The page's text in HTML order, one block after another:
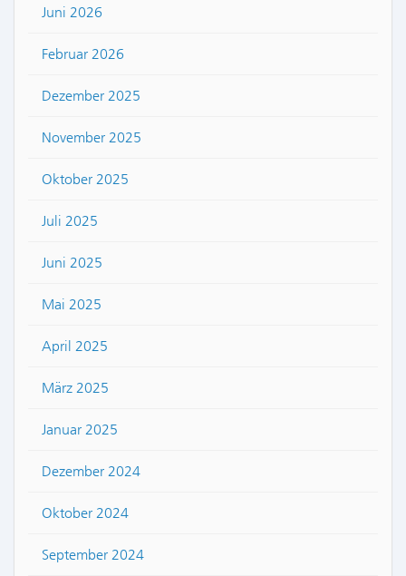
Juni 2026
Februar 2026
Dezember 2025
November 2025
Oktober 2025
Juli 2025
Juni 2025
Mai 2025
April 2025
März 2025
Januar 2025
Dezember 2024
Oktober 2024
September 2024